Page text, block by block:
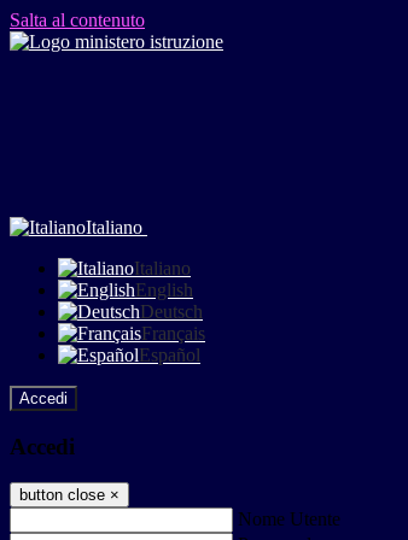
Salta al contenuto
Italiano
Italiano
English
Deutsch
Français
Español
Accedi
Accedi
button close ×
Nome Utente